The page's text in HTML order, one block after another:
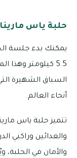
حلبة ياس مارينا
يمكنك بدء جلسة
5.5 كيلومتر
السباق الشهيرة
أنحاء العالم.
تتميز حلبة ياس
والعدائين وراكبي
والأمان في